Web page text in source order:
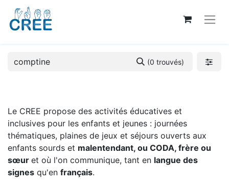
(0 trouvés)
Le CREE propose des activités éducatives et
inclusives pour les enfants et jeunes : journées
thématiques, plaines de jeux et séjours ouverts aux
enfants sourds et malentendant, ou CODA, frère ou
sœur et où l'on communique, tant en langue des
signes qu'en français.